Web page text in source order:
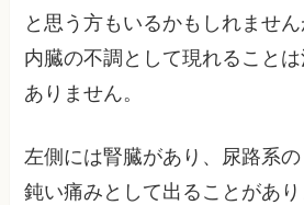
と思う方もいるかもしれませ
内臓の不調として現れること
ありません。
左側には腎臓があり、尿路系
鈍い痛みとして出ることがあ